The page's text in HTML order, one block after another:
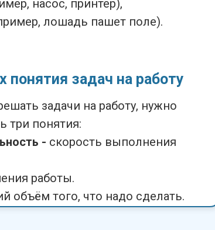
насос, принтер),
лошадь пашет поле).
задач на работу
задачи на работу, нужно
три понятия:
- скорость выполнения
работы.
объём того, что надо сделать.